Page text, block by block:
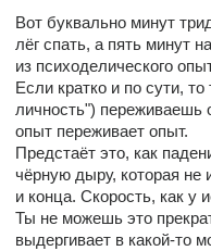
Вот буквально минут
лёг спать, а пять минут
из психоделического
Если кратко и по сути,
личность") переживаешь
опыт переживает опыт.
Предстаёт это, как
чёрную дыру, которая не
и конца. Скорость, как у
Ты не можешь это
выдергивает в какой-то